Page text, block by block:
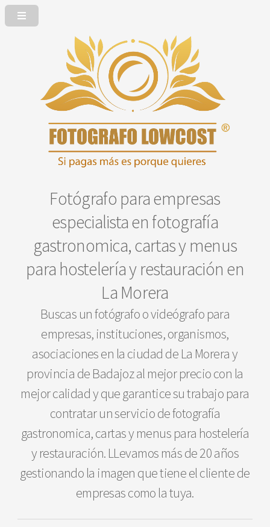
Fotógrafo para empresas
especialista en fotografía
gastronomica, cartas y menus
para hostelería y restauración en
La Morera
Buscas un fotógrafo o videógrafo para
empresas, instituciones, organismos,
asociaciones en la ciudad de La Morera y
provincia de Badajoz al mejor precio con la
mejor calidad y que garantice su trabajo para
contratar un servicio de fotografía
gastronomica, cartas y menus para hostelería
y restauración. LLevamos más de 20 años
gestionando la imagen que tiene el cliente de
empresas como la tuya.